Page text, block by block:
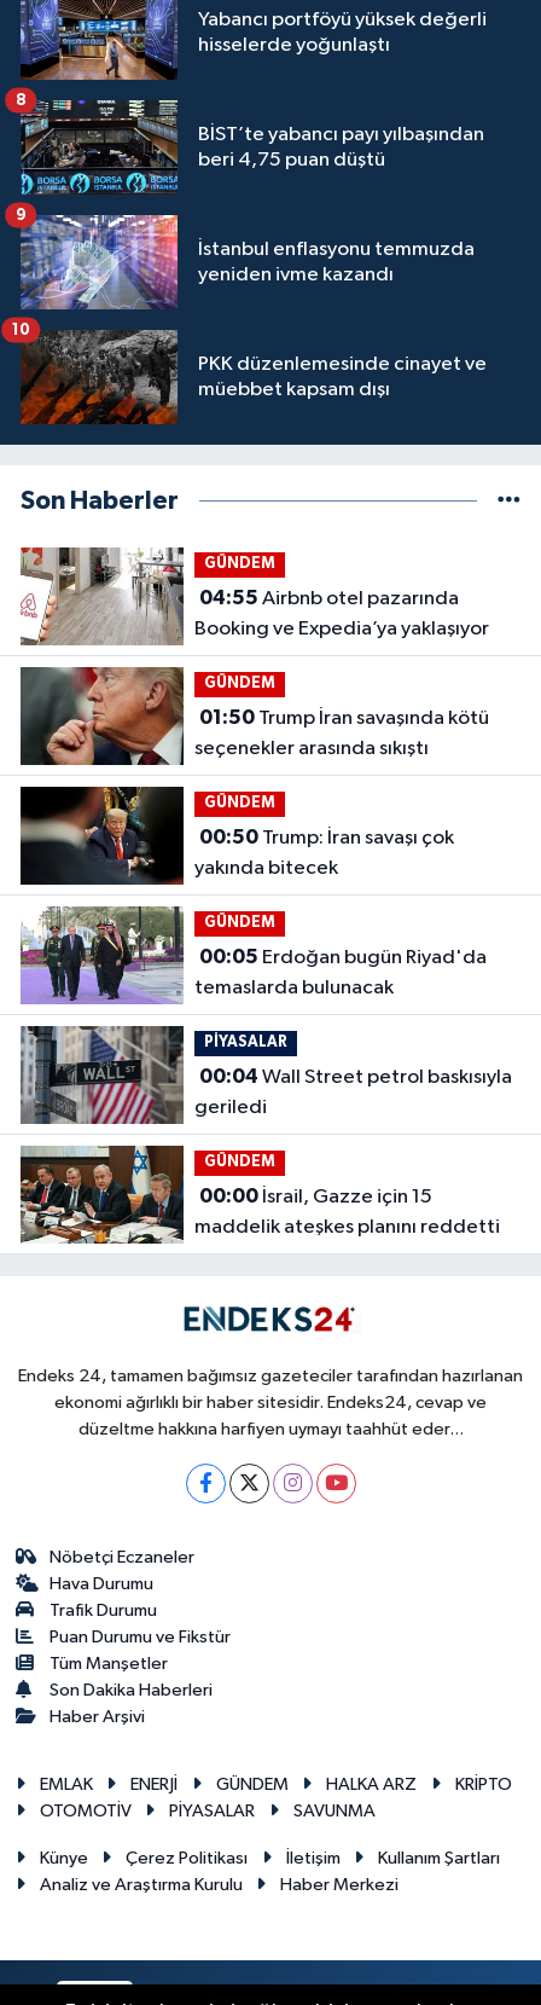
Yabancı portföyü yüksek değerli
hisselerde yoğunlaştı
BİST’te yabancı payı yılbaşından
beri 4,75 puan düştü
8
İstanbul enflasyonu temmuzda
yeniden ivme kazandı
9
PKK düzenlemesinde cinayet ve
müebbet kapsam dışı
10
Son Haberler
GÜNDEM
04:55
Booking ve Expedia’ya yaklaşıyor
GÜNDEM
01:50Trump İran savaşında kötü
seçenekler arasında sıkıştı
GÜNDEM
00:50Trump: İran savaşı çok
yakında bitecek
GÜNDEM
00:05
temaslarda bulunacak
PİYASALAR
00:04
geriledi
GÜNDEM
00:00İsrail, Gazze için 15
maddelik ateşkes planını reddetti
Endeks 24, tamamen bağımsız gazeteciler tarafından hazırlanan
ekonomi ağırlıklı bir haber sitesidir. Endeks24, cevap ve
düzeltme hakkına harfiyen uymayı taahhüt eder...
Nöbetçi Eczaneler
Hava Durumu
Trafik Durumu
Puan Durumu ve Fikstür
Tüm Manşetler
Son Dakika Haberleri
Haber Arşivi
EMLAK ENERJİ GÜNDEM HALKA ARZ
KRİPTO
OTOMOTİV
PİYASALAR SAVUNMA
Künye Çerez Politikası İletişim
Kullanım Şartları
Analiz ve Araştırma Kurulu
Haber Merkezi